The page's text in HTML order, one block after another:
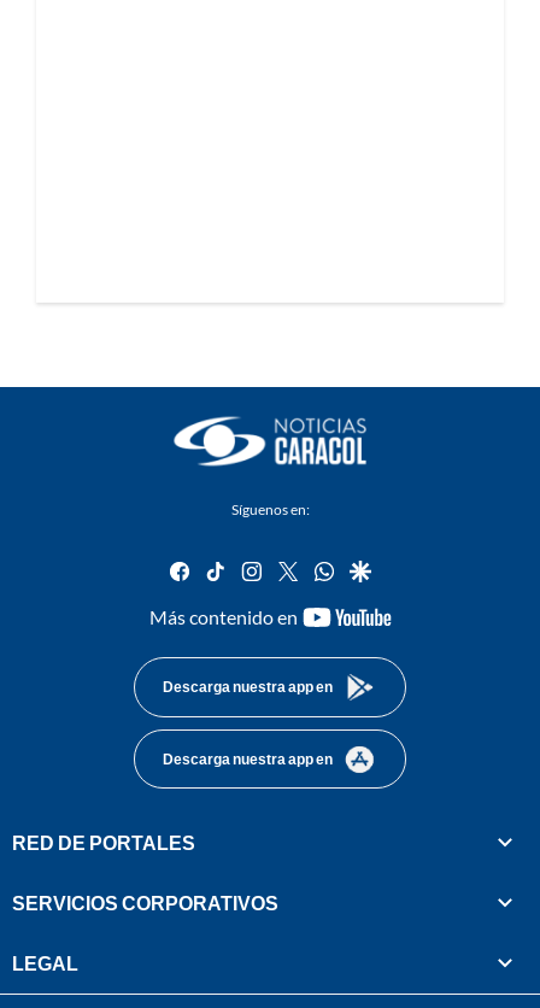
Síguenos en:
facebook
tiktok instagram
twitterwhatsapp
google
Más contenido en
youtube-
Descarga nuestra app en
Descarga nuestra app en
RED DE PORTALES
SERVICIOS CORPORATIVOS
LEGAL